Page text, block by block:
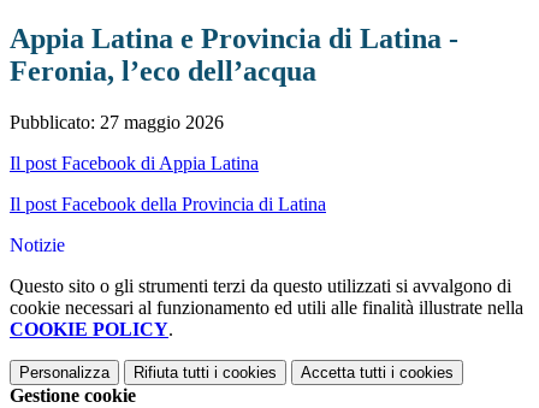
Appia Latina e Provincia di Latina -
Feronia, l’eco dell’acqua
Pubblicato: 27 maggio 2026
Il post Facebook di Appia Latina
Il post Facebook della Provincia di Latina
Notizie
Questo sito o gli strumenti terzi da questo utilizzati si avvalgono di
cookie necessari al funzionamento ed utili alle finalità illustrate nella
COOKIE POLICY.
Personalizza Rifiuta tutti i cookies Accetta tutti i cookies
Gestione cookie